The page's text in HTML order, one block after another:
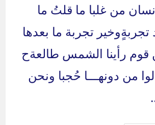
من غلبا ما قلتُ ما
تجربةٍوخير تجربة ما بعدها
قوم رأينا الشمس طالعةح
من دونهـــا حُجبا ونحن